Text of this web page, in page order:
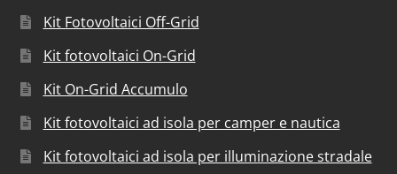
Kit Fotovoltaici Off-Grid
Kit fotovoltaici On-Grid
Kit On-Grid Accumulo
Kit fotovoltaici ad isola per camper e nautica
Kit fotovoltaici ad isola per illuminazione stradale